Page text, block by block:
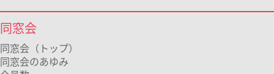
同窓会
同窓会（トップ）
同窓会のあゆみ